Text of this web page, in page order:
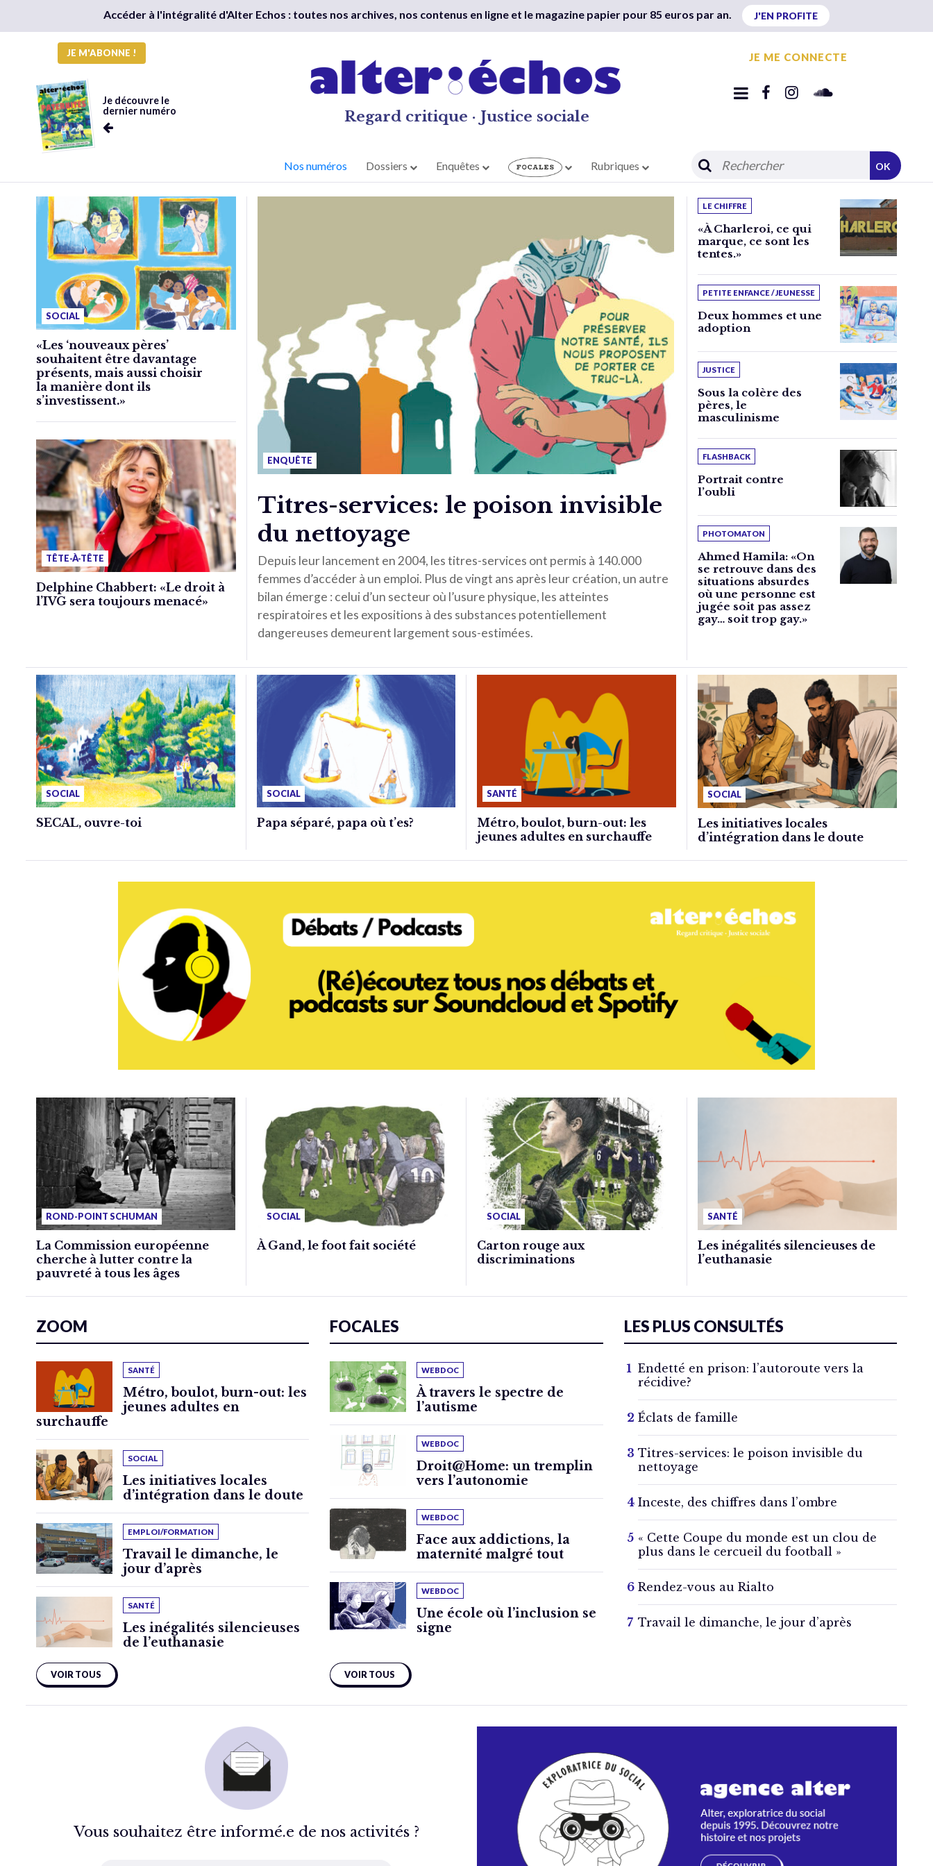
Accéder à l'intégralité d'Alter Echos : toutes nos archives, nos contenus en ligne et le magazine papier pour 85 euros par an. J'EN PROFITE
JE M'ABONNE !
Je découvre le
dernier numéro
Regard critique · Justice sociale
JE ME CONNECTE
Nos numéros Dossiers Enquêtes Rubriques OK
SOCIAL
«Les ‘nouveaux pères’
souhaitent être davantage
présents, mais aussi choisir
la manière dont ils
s’investissent.»
TÊTE-À-TÊTE
Delphine Chabbert: «Le droit à
l’IVG sera toujours menacé»
ENQUÊTE
Titres-services: le poison invisible
du nettoyage
Depuis leur lancement en 2004, les titres-services ont permis à 140.000
femmes d’accéder à un emploi. Plus de vingt ans après leur création, un autre
bilan émerge : celui d’un secteur où l’usure physique, les atteintes
respiratoires et les expositions à des substances potentiellement
dangereuses demeurent largement sous-estimées.
LE CHIFFRE
«À Charleroi, ce qui
marque, ce sont les
tentes.»
PETITE ENFANCE / JEUNESSE
Deux hommes et une
adoption
JUSTICE
Sous la colère des
pères, le
masculinisme
FLASHBACK
Portrait contre
l’oubli
PHOTOMATON
Ahmed Hamila: «On
se retrouve dans des
situations absurdes
où une personne est
jugée soit pas assez
gay… soit trop gay.»
SOCIAL
SECAL, ouvre-toi
SOCIAL
Papa séparé, papa où t’es?
SANTÉ
Métro, boulot, burn-out: les
jeunes adultes en surchauffe
SOCIAL
Les initiatives locales
d’intégration dans le doute
ROND-POINT SCHUMAN
La Commission européenne
cherche à lutter contre la
pauvreté à tous les âges
SOCIAL
À Gand, le foot fait société
SOCIAL
Carton rouge aux
discriminations
SANTÉ
Les inégalités silencieuses de
l’euthanasie
ZOOM
SANTÉ
Métro, boulot, burn-out: les
jeunes adultes en
surchauffe
SOCIAL
Les initiatives locales
d’intégration dans le doute
EMPLOI/FORMATION
Travail le dimanche, le
jour d’après
SANTÉ
Les inégalités silencieuses
de l’euthanasie
VOIR TOUS
FOCALES
WEBDOC
À travers le spectre de
l’autisme
WEBDOC
Droit@Home: un tremplin
vers l’autonomie
WEBDOC
Face aux addictions, la
maternité malgré tout
WEBDOC
Une école où l’inclusion se
signe
VOIR TOUS
LES PLUS CONSULTÉS
Endetté en prison: l’autoroute vers la
récidive?
Éclats de famille
Titres-services: le poison invisible du
nettoyage
Inceste, des chiffres dans l’ombre
« Cette Coupe du monde est un clou de
plus dans le cercueil du football »
Rendez-vous au Rialto
Travail le dimanche, le jour d’après
Vous souhaitez être informé.e de nos activités ?